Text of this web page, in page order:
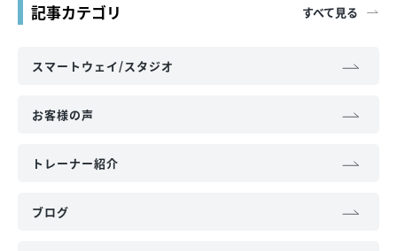
記事カテゴリ すべて見る
スマートウェイ/スタジオ
お客様の声
トレーナー紹介
ブログ